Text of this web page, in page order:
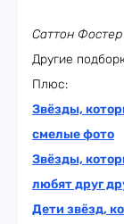
Саттон Фостер
Другие
Плюс:
Звёзды,
смелые фото
Звёзды,
любят друг
Дети звёзд,